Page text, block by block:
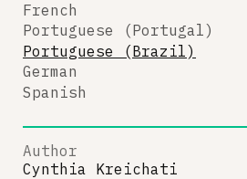
French
Portuguese (Portugal)
Portuguese (Brazil)
German
Spanish
Author
Cynthia Kreichati